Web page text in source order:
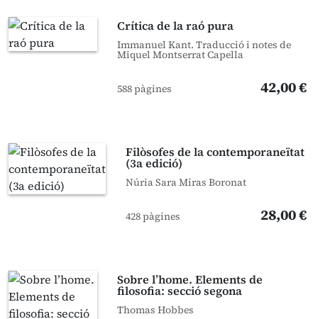
Crítica de la raó pura
Immanuel Kant. Traducció i notes de
Miquel Montserrat Capella
588 pàgines 42,00 €
Filòsofes de la contemporaneïtat
(3a edició)
Núria Sara Miras Boronat
428 pàgines 28,00 €
Sobre l’home. Elements de
filosofia: secció segona
Thomas Hobbes